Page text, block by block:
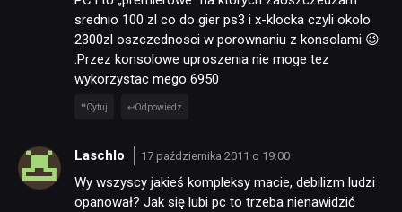
srednio 100 zl co do gier ps3 i x-klocka czyli okolo
2300zl oszczednosci w porownaniu z konsolami 😉
.Przez konsolowe uproszenia nie moge tez
wykorzystac mego 6950
Cytuj Odpowiedz
Laschlo 17 października 2011 o 19:00
Wy wszyscy jakieś kompleksy macie, debilizm ludzi
opanował? Jak się lubi pc to trzeba nienawidzić